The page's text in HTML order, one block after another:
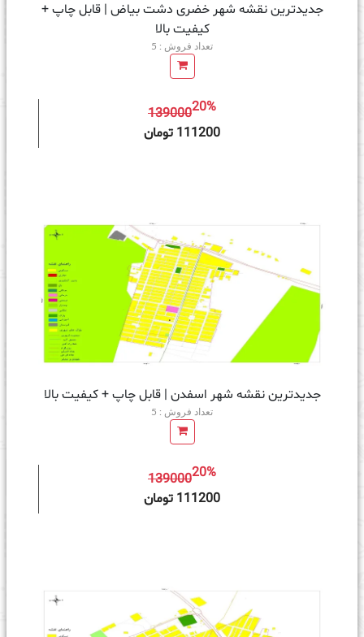
جدیدترین نقشه شهر خضری دشت بیاض | قابل چاپ +
کیفیت بالا
تعداد فروش : 5
13900020%
111200 تومان
جدیدترین نقشه شهر اسفدن | قابل چاپ + کیفیت بالا
تعداد فروش : 5
13900020%
111200 تومان